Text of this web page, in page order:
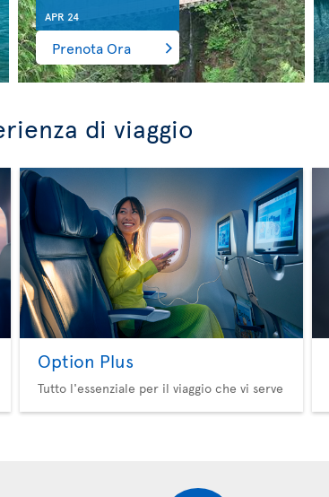
APR 24
Prenota Ora
di viaggio
Option Plus
Tutto l'essenziale per il viaggio che vi serve